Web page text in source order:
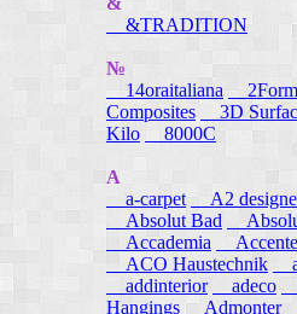
&TRADITION
№
14oraitaliana
2Form
Composites
3D
Kilo
8000C
A
a-carpet
A2
Absolut Bad
Accademia
Accente
ACO Haustechnik
addinterior
adeco
Hangings Admonter